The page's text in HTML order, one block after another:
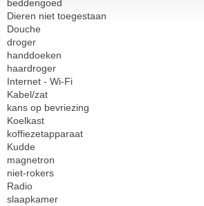
beddengoed
Dieren niet toegestaan
Douche
droger
handdoeken
haardroger
Internet - Wi-Fi
Kabel/zat
kans op bevriezing
Koelkast
koffiezetapparaat
Kudde
magnetron
niet-rokers
Radio
slaapkamer